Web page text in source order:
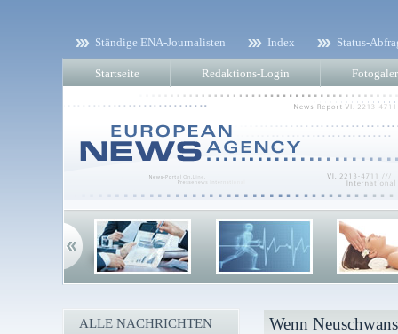
Ständige ENA-Journalisten Index Status-
Startseite Redaktions-Login
Wenn
ALLE NACHRICHTEN